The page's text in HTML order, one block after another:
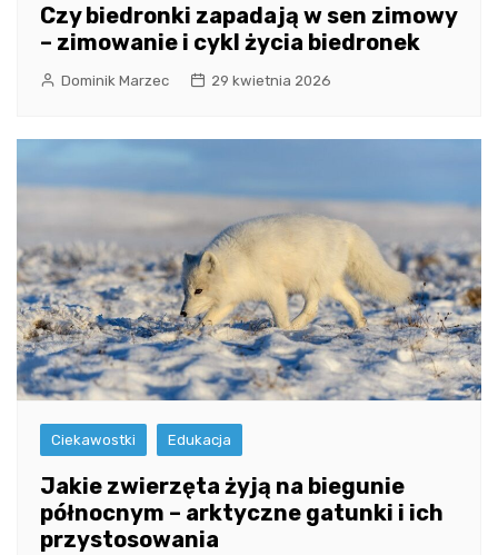
Czy biedronki zapadają w sen zimowy
– zimowanie i cykl życia biedronek
Dominik Marzec 29 kwietnia 2026
Ciekawostki Edukacja
Jakie zwierzęta żyją na biegunie
północnym – arktyczne gatunki i ich
przystosowania